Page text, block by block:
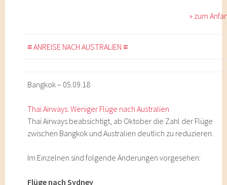
» zum
≡ ANREISE NACH AUSTRALIEN ≡
Bangkok – 05.09.18
Thai Airways: Weniger Flüge nach Australien
Thai Airways beabsichtigt, ab Oktober die Zahl der Flüge
zwischen Bangkok und Australien deutlich zu reduzieren.
Im Einzelnen sind folgende Änderungen vorgesehen:
Flüge nach Sydney